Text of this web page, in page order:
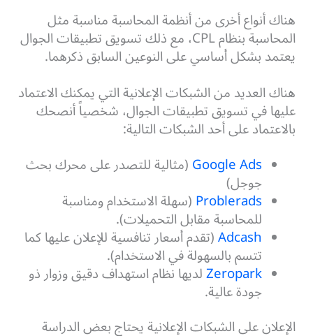
هناك أنواع أخرى من أنظمة المحاسبة مناسبة مثل
المحاسبة بنظام CPL، مع ذلك تسويق تطبيقات الجوال
يعتمد بشكل أساسي على النوعين السابق ذكرهما.
هناك العديد من الشبكات الإعلانية التي يمكنك الاعتماد
عليها في تسويق تطبيقات الجوال، شخصياً أنصحك
بالاعتماد على أحد الشبكات التالية:
Google Ads(مثالية للتصدر على محرك بحث
جوجل)
Problerads(سهلة الاستخدام ومناسبة
للمحاسبة مقابل التحميلات).
Adcash(تقدم أسعار تنافسية للإعلان عليها كما
تتسم بالسهولة في الاستخدام).
Zeroparkلديها نظام استهداف دقيق وزوار ذو
جودة عالية.
الإعلان على الشبكات الإعلانية يحتاج بعض الدراسة